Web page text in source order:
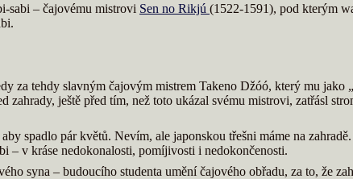
sabi – čajovému mistrovi Sen no Rikjú (1522-1591), pod kterým
za tehdy slavným čajovým mistrem Takeno Džóó, který mu
ještě před tím, než toto ukázal svému mistrovi, zatřásl
spadlo pár květů. Nevím, ale japonskou třešni máme na
– v kráse nedokonalosti, pomíjivosti i nedokončenosti.
syna – budoucího studenta umění čajového obřadu, za to, že